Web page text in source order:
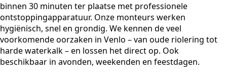
binnen 30 minuten ter plaatse met professionele
ontstoppingapparatuur. Onze monteurs werken
hygiënisch, snel en grondig. We kennen de veel
voorkomende oorzaken in Venlo – van oude riolering tot
harde waterkalk – en lossen het direct op. Ook
beschikbaar in avonden, weekenden en feestdagen.